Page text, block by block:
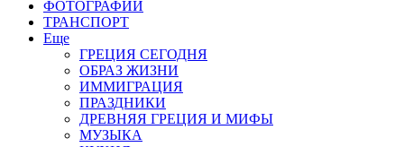
ФОТОГРАФИИ
ТРАНСПОРТ
Еще
ГРЕЦИЯ СЕГОДНЯ
ОБРАЗ ЖИЗНИ
ИММИГРАЦИЯ
ПРАЗДНИКИ
ДРЕВНЯЯ ГРЕЦИЯ И МИФЫ
МУЗЫКА